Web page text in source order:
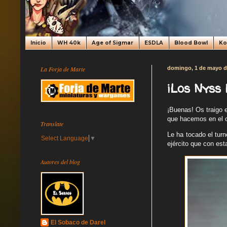
Inicio WH 40k Age of Sigmar ESDLA Blood Bowl
domingo, 1 de mayo
¡Los
¡Buenas! Os traigo
que hacemos en el
Le ha tocado el
ejército que con
La Forja de Marte
Translate
Select Language ▼
Autores del blog
El Sobaco de Darel